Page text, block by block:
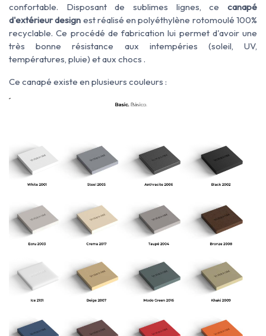
confortable. Disposant de sublimes lignes, cecanapé
d'extérieur design estréalisé en polyéthylène rotomoulé 100%
recyclable. Ce procédé de fabrication lui permet d'avoir une
très bonne résistance aux intempéries (soleil, UV,
températures, pluie) et aux chocs .
Ce canapé existe en plusieurs couleurs :